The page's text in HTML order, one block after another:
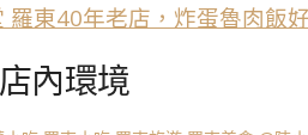
羅東40年老店，炸蛋魯肉飯
內環境